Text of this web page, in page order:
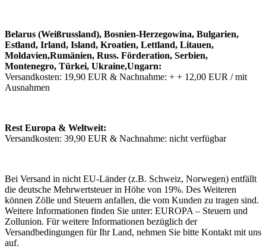
Belarus (Weißrussland), Bosnien-Herzegowina, Bulgarien,
Estland, Irland, Island, Kroatien, Lettland, Litauen,
Moldavien,Rumänien, Russ. Förderation, Serbien,
Montenegro, Türkei, Ukraine,Ungarn:
Versandkosten: 19,90 EUR & Nachnahme: + + 12,00 EUR / mit
Ausnahmen
Rest Europa & Weltweit:
Versandkosten: 39,90 EUR & Nachnahme: nicht verfügbar
Bei Versand in nicht EU-Länder (z.B. Schweiz, Norwegen) entfällt
die deutsche Mehrwertsteuer in Höhe von 19%. Des Weiteren
können Zölle und Steuern anfallen, die vom Kunden zu tragen sind.
Weitere Informationen finden Sie unter: EUROPA – Steuern und
Zollunion. Für weitere Informationen bezüglich der
Versandbedingungen für Ihr Land, nehmen Sie bitte Kontakt mit uns
auf.